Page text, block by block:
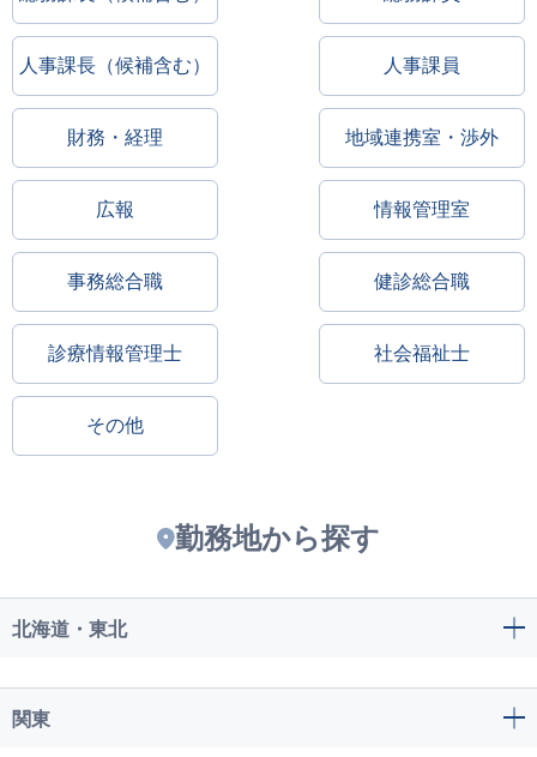
人事課長（候補含む） 人事課員
財務・経理 地域連携室・渉外
広報 情報管理室
事務総合職 健診総合職
診療情報管理士 社会福祉士
その他
勤務地から探す
北海道・東北
関東